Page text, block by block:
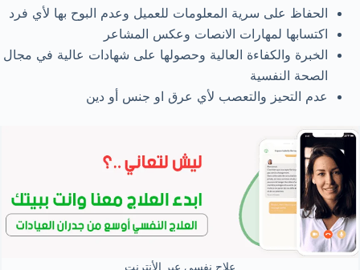
الحفاظ على سرية المعلومات للعميل وعدم البوح بها لأي فرد
اكتسابها لمهارات الانصات وعكس المشاعر
الخبرة والكفاءة العالية وحصولها على شهادات عالية في مجال
الصحة النفسية
عدم التحيز والتعصب لأي عرق او جنس أو دين
علاج نفسي عبر الأنترنت